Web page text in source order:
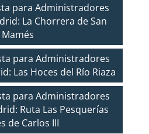
para Administradores
La Chorrera de San
Mamés
para Administradores
Las Hoces del Río Riaza
para Administradores
Ruta Las Pesquerías
de Carlos III